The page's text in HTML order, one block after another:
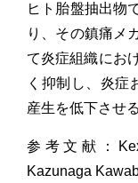
ヒト胎盤抽出物
り、その鎮痛メ
て炎症組織にお
く抑制し、炎症
産生を低下させ
参考文献：
Kazunaga